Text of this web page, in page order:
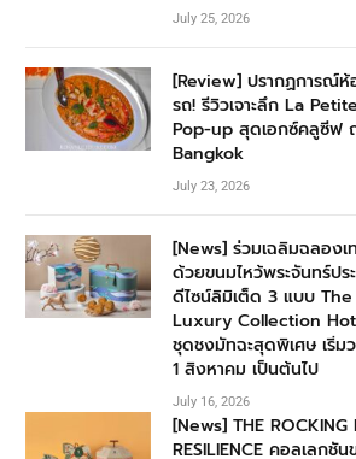
July 25, 2026
[Review] ปรากฏการณ์
รถ! รีวิวเจาะลึก La
Pop-up สุดเอกซ์คลูซีฟ
Bangkok
July 23, 2026
[News] ร่วมเฉลิมฉลองเ
ด้วยขนมไหว้พระจันทร์ป
ดีไซน์ลิมิเต็ด 3 แบบ
Luxury Collection
ชุดชงมัทฉะสุดพิเศษ เริ่ม
1 สิงหาคม เป็นต้นไป
July 16, 2026
[News] THE ROCKING
RESILIENCE คอลเลกชั